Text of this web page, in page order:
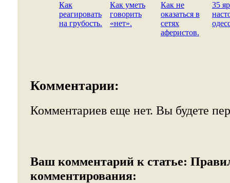
Как
реагировать
на грубость.
Как уметь
говорить
«нет».
Как не
оказаться в
сетях
аферистов.
35
Комментарии:
Комментариев еще нет. Вы будете
Ваш комментарий к статье:
комментирования: